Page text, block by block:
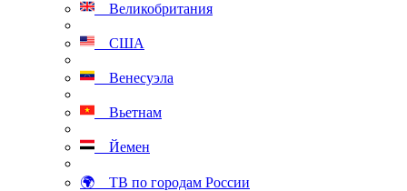
Великобритания
США
Венесуэла
Вьетнам
Йемен
🌍 ТВ по городам России